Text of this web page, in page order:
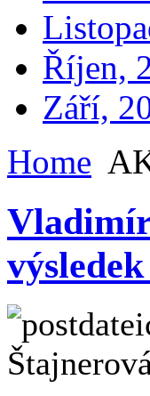
Říjen,
Září,
Home